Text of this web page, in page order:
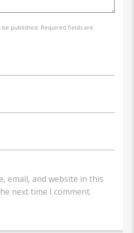
published. Required fields are
email, and website in this
next time I comment.